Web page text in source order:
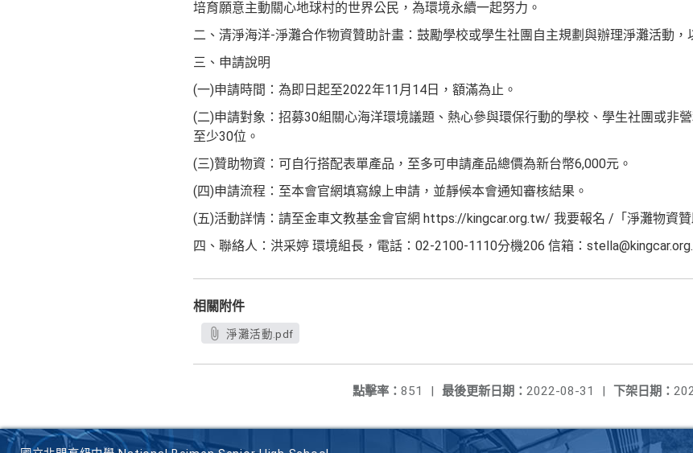
培育願意主動關心地球村的世界公民，為環境永續一起努力。
二、清淨海洋-淨灘合作物資贊助計畫：鼓勵學校或學生社團自主規劃與辦理淨灘活動，
三、申請說明
(一)申請時間：為即日起至2022年11月14日，額滿為止。
(二)申請對象：招募30組關心海洋環境議題、熱心參與環保行動的學校、學生社團或非
至少30位。
(三)贊助物資：可自行搭配表單產品，至多可申請產品總價為新台幣6,000元。
(四)申請流程：至本會官網填寫線上申請，並靜候本會通知審核結果。
(五)活動詳情：請至金車文教基金會官網 https://kingcar.org.tw/ 我要報名 /「淨灘物資贊
四、聯絡人：洪采婷 環境組長，電話：02-2100-1110分機206 信箱：
相關附件
淨灘活動.pdf
下架日期：
最後更新日期： 2022-08-31 |
點擊率： 851 |